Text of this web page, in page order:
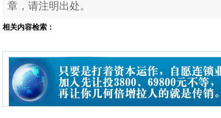
章，请注明出处。
相关内容检索：